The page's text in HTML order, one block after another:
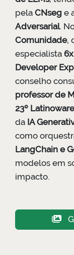
pela CNseg e
Adversarial.
Comunidade,
especialista
Developer
conselho
professor de
23º Latinoware
da IA
como
LangChain e
modelos em
impacto.